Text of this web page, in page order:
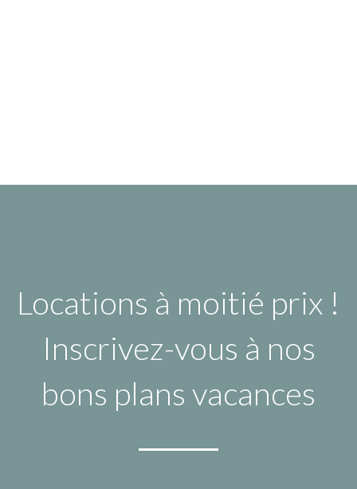
Locations à moitié prix !
Inscrivez-vous à nos
bons plans vacances